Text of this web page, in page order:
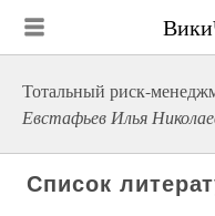
Тотальный риск-
Евстафьев Илья
Список